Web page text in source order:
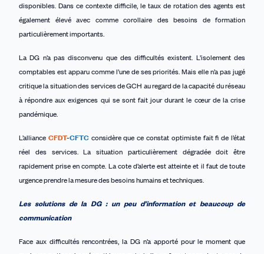
disponibles. Dans ce contexte difficile, le taux de rotation des agents est
également élevé avec comme corollaire des besoins de formation
particulièrement importants.
La DG n’a pas disconvenu que des difficultés existent. L’isolement des
comptables est apparu comme l’une de ses priorités. Mais elle n’a pas jugé
critique la situation des services de GCH au regard de la capacité du réseau
à répondre aux exigences qui se sont fait jour durant le cœur de la crise
pandémique.
L’alliance CFDT-CFTCconsidère que ce constat optimiste fait fi de l’état
réel des services. La situation particulièrement dégradée doit être
rapidement prise en compte. La cote d’alerte est atteinte et il faut de toute
urgence prendre la mesure des besoins humains et techniques.
Les solutions de la DG : un peu d’information et beaucoup de
communication
Face aux difficultés rencontrées, la DG n’a apporté pour le moment que